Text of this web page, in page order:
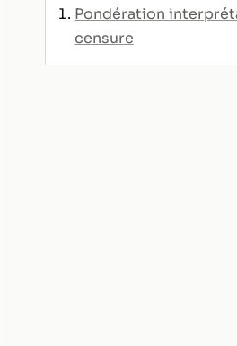
Pondération
censure